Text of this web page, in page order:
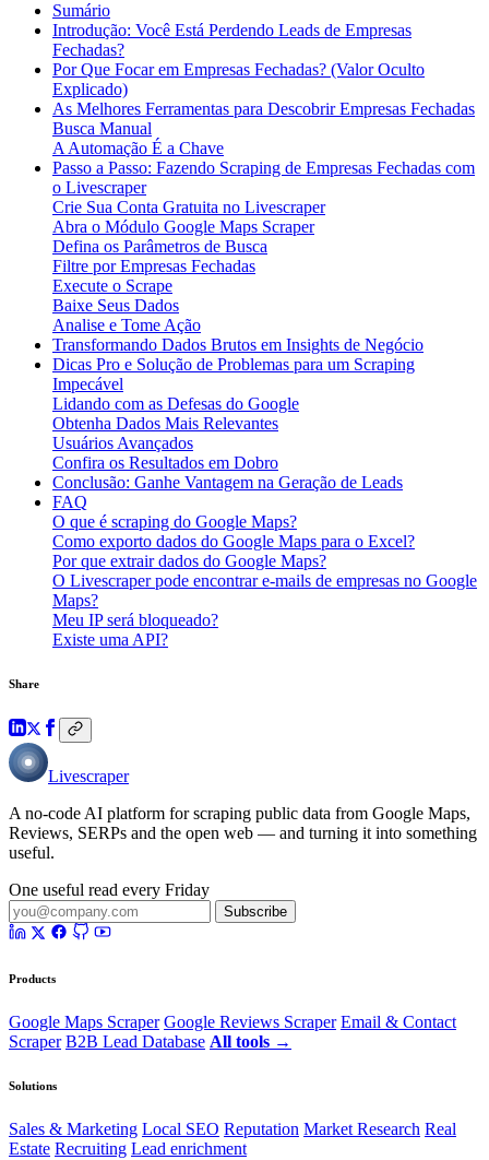
Sumário
Introdução: Você Está Perdendo Leads de Empresas
Fechadas?
Por Que Focar em Empresas Fechadas? (Valor Oculto
Explicado)
As Melhores Ferramentas para Descobrir Empresas Fechadas
Busca Manual
A Automação É a Chave
Passo a Passo: Fazendo Scraping de Empresas Fechadas com
o Livescraper
Crie Sua Conta Gratuita no Livescraper
Abra o Módulo Google Maps Scraper
Defina os Parâmetros de Busca
Filtre por Empresas Fechadas
Execute o Scrape
Baixe Seus Dados
Analise e Tome Ação
Transformando Dados Brutos em Insights de Negócio
Dicas Pro e Solução de Problemas para um Scraping
Impecável
Lidando com as Defesas do Google
Obtenha Dados Mais Relevantes
Usuários Avançados
Confira os Resultados em Dobro
Conclusão: Ganhe Vantagem na Geração de Leads
FAQ
O que é scraping do Google Maps?
Como exporto dados do Google Maps para o Excel?
Por que extrair dados do Google Maps?
O Livescraper pode encontrar e-mails de empresas no Google
Maps?
Meu IP será bloqueado?
Existe uma API?
Share
Livescraper
A no-code AI platform for scraping public data from Google Maps,
Reviews, SERPs and the open web — and turning it into something
useful.
One useful read every Friday
Subscribe
Products
Google Maps Scraper Google Reviews Scraper Email & Contact
Scraper B2B Lead Database All tools →
Solutions
Sales & Marketing Local SEO Reputation Market Research Real
Estate Recruiting Lead enrichment